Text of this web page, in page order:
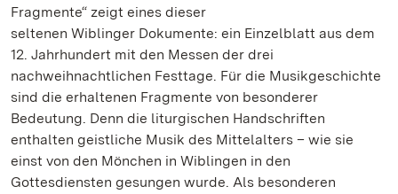
Fragmente“ zeigt eines dieser
seltenen Wiblinger Dokumente: ein Einzelblatt aus dem
12. Jahrhundert mit den Messen der drei
nachweihnachtlichen Festtage. Für die Musikgeschichte
sind die erhaltenen Fragmente von besonderer
Bedeutung. Denn die liturgischen Handschriften
enthalten geistliche Musik des Mittelalters – wie sie
einst von den Mönchen in Wiblingen in den
Gottesdiensten gesungen wurde. Als besonderen